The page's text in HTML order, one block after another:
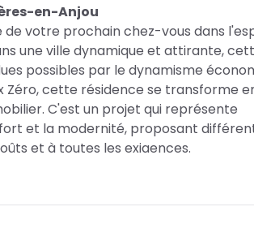
en-Anjou
votre prochain chez-vous dans
une ville dynamique et attirante,
possibles par le dynamisme
Zéro, cette résidence se transforme
C'est un projet qui représente
et la modernité, proposant
et à toutes les exigences.